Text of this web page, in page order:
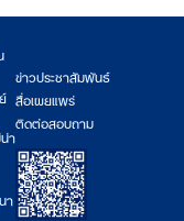
า
า
ข่าวประชาสัมพันธ์
สื่อเผยแพร่
ติดต่อสอบถาม